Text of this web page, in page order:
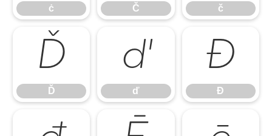
ċ Č č
Ď
Ď
ď
ď
Đ
Đ